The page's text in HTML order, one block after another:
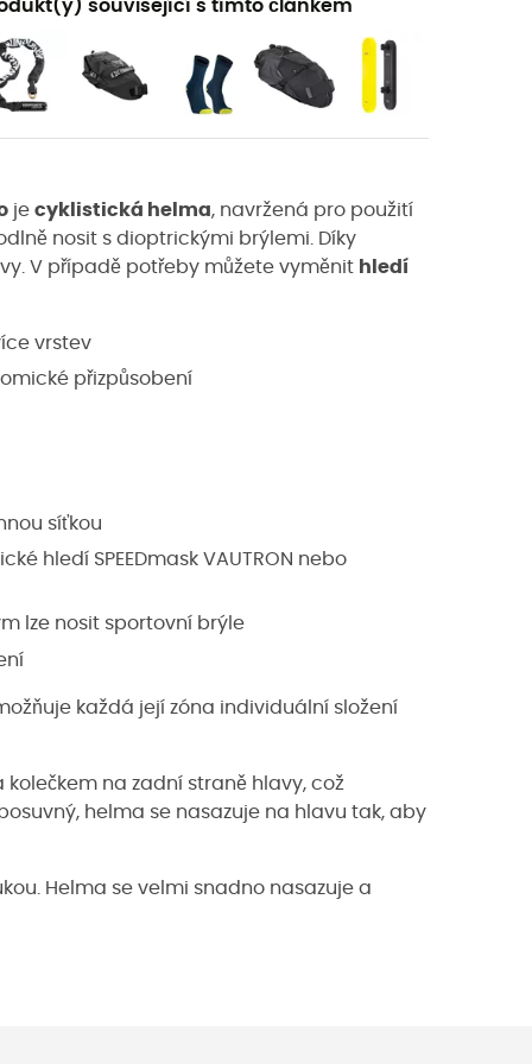
související s tímto článkem
je cyklistická helma, navržená pro použití
nosit s dioptrickými brýlemi. Díky
V případě potřeby můžete vyměnit hledí
vrstev
přizpůsobení
síťkou
hledí SPEEDmask VAUTRON nebo
lze nosit sportovní brýle
každá její zóna individuální složení
na zadní straně hlavy, což
helma se nasazuje na hlavu tak, aby
Helma se velmi snadno nasazuje a